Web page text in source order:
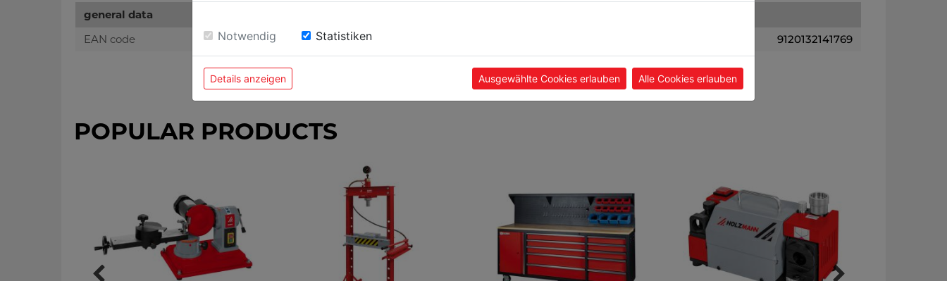
general data
EAN code
9120132141769
POPULAR PRODUCTS
Notwendig Statistiken
Details anzeigen Ausgewählte Cookies erlauben Alle Cookies erlauben